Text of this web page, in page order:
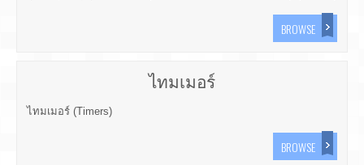
BROWSE
ไทมเมอร์
ไทมเมอร์ (Timers)
BROWSE